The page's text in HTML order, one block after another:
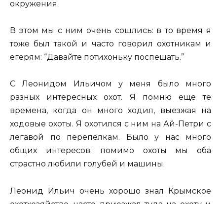
окружения.
В этом мы с ним очень сошлись: в то время я
тоже был такой и часто говорил охотникам и
егерям: “Давайте потихоньку поспешать.”
С Леонидом Ильичом у меня было много
разных интересных охот. Я помню еще те
времена, когда он много ходил, выезжая на
ходовые охоты. Я охотился с ним на Ай-Петри с
легавой по перепелкам. Было у нас много
общих интересов: помимо охоты мы оба
страстно любили голубей и машины.
Леонид Ильич очень хорошо знал Крымское